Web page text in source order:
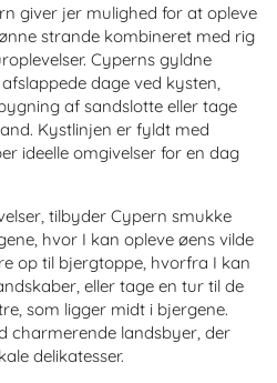
giver jer mulighed for at opleve
strande kombineret med rig
Cyperns gyldne
dage ved kysten,
af sandslotte eller tage
Kystlinjen er fyldt med
ideelle omgivelser for en dag
tilbyder Cypern smukke
hvor I kan opleve øens vilde
op til bjergtoppe, hvorfra I kan
eller tage en tur til de
som ligger midt i bjergene.
charmerende landsbyer, der
delikatesser.